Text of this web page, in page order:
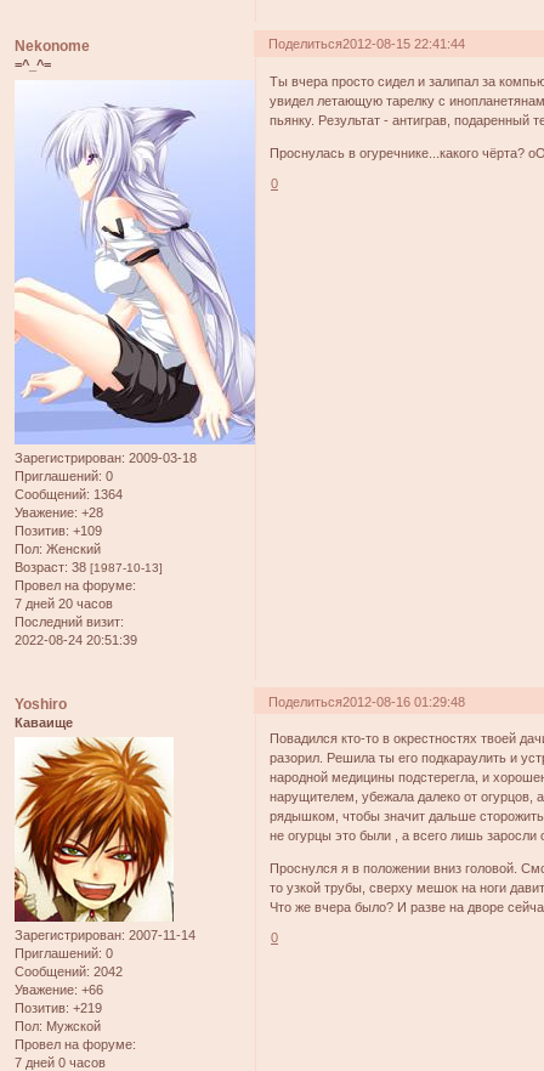
Поделиться2012-08-15 22:41:44
Nekonome
=^_^=
Зарегистрирован: 2009-03-18
Приглашений: 0
Сообщений: 1364
Уважение: +28
Позитив: +109
Пол: Женский
Возраст: 38 [1987-10-13]
Провел на форуме:
7 дней 20 часов
Последний визит:
2022-08-24 20:51:39
Ты вчера просто сидел и залипал за
увидел летающую тарелку с
пьянку. Результат - антиграв,
Проснулась в огуречнике...какого чёрта?
0
Поделиться2012-08-16 01:29:48
Yoshiro
Каваище
Зарегистрирован: 2007-11-14
Приглашений: 0
Сообщений: 2042
Уважение: +66
Позитив: +219
Пол: Мужской
Провел на форуме:
7 дней 0 часов
Повадился кто-то в окрестностях твоей
разорил. Решила ты его подкараулить и
народной медицины подстерегла, и
нарущителем, убежала далеко от огурцов,
рядышком, чтобы значит дальше
не огурцы это были , а всего лишь заросли
Проснулся я в положении вниз головой.
то узкой трубы, сверху мешок на ноги
Что же вчера было? И разве на дворе
0